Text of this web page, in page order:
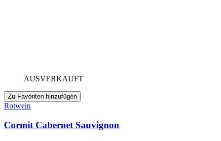
AUSVERKAUFT
Zu Favoriten hinzufügen
Rotwein
Cormit Cabernet Sauvignon